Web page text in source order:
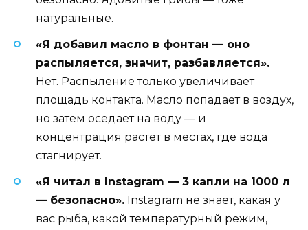
натуральные.
«Я добавил масло в фонтан — оно
распыляется, значит, разбавляется».
Нет. Распыление только увеличивает
площадь контакта. Масло попадает в воздух,
но затем оседает на воду — и
концентрация растёт в местах, где вода
стагнирует.
«Я читал в Instagram — 3 капли на 1000 л
— безопасно». Instagram не знает, какая у
вас рыба, какой температурный режим,